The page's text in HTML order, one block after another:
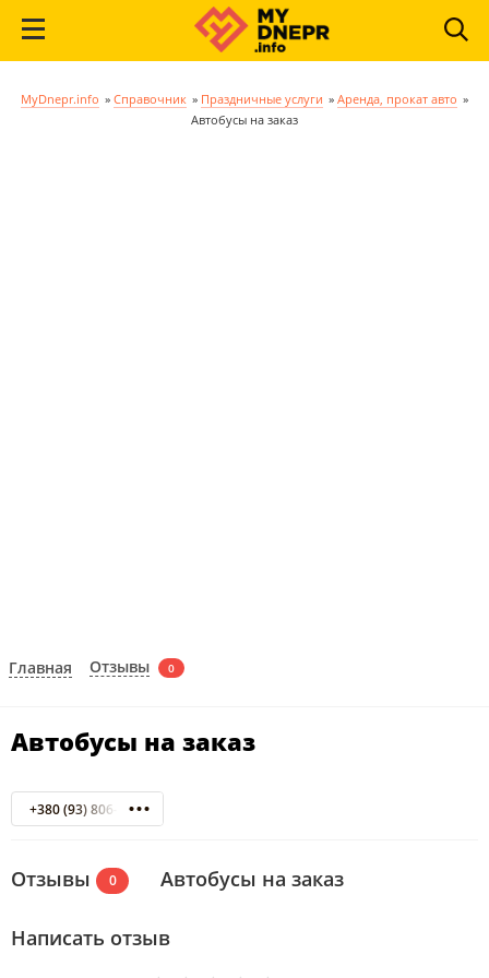
MyDnepr.info » Справочник » Праздничные услуги » Аренда, прокат авто »
Автобусы на заказ
Главная Отзывы 0
Автобусы на заказ
+380 (93) 806-00-80
Отзывы 0 Автобусы на заказ
Написать отзыв